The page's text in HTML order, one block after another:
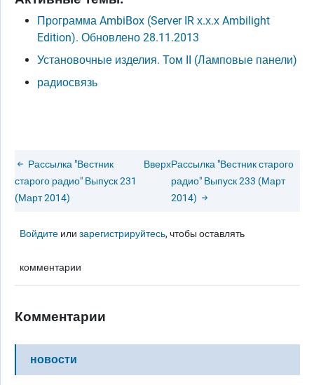
Программа AmbiBox (Server IR х.х.х Ambilight
Edition). Обновлено 28.11.2013
Установочные изделия. Том II (Ламповые панели)
радиосвязь
Рассылка "Вестник
старого радио" Выпуск 231
(Март 2014)
ВверхРассылка "Вестник старого
радио" Выпуск 233 (Март
2014)
Войдите илизарегистрируйтесь, чтобы оставлять
комментарии
Комментарии
новости